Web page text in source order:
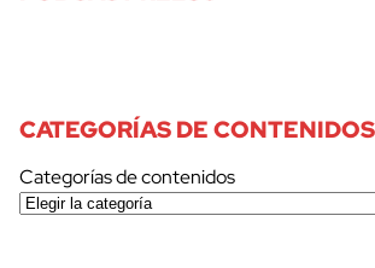
CATEGORÍAS DE CONTENIDOS
Categorías de contenidos